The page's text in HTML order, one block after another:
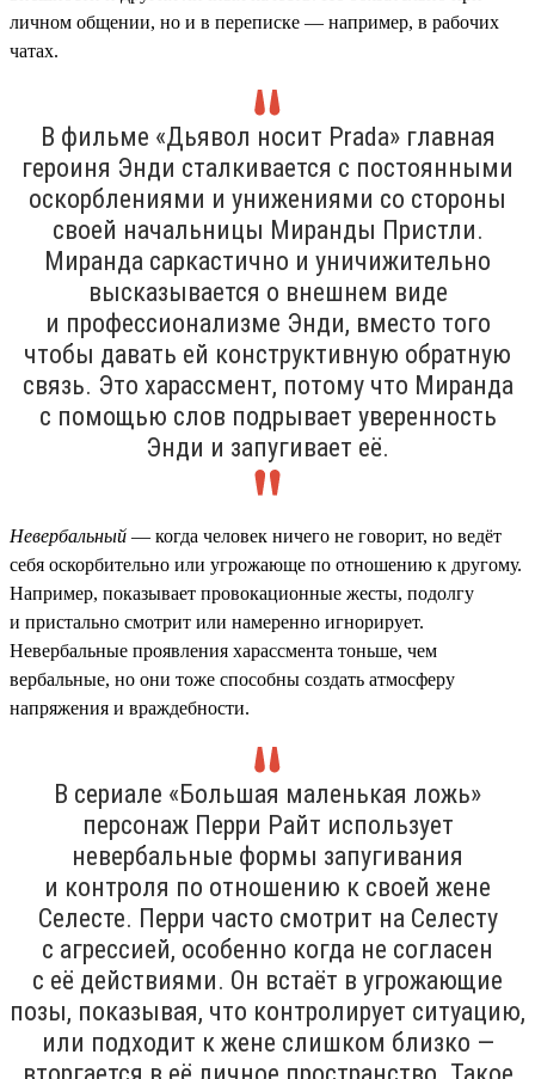
личном общении, но и в переписке — например, в рабочих
чатах.
В фильме «Дьявол носит Prada» главная
героиня Энди сталкивается с постоянными
оскорблениями и унижениями со стороны
своей начальницы Миранды Пристли.
Миранда саркастично и уничижительно
высказывается о внешнем виде
и профессионализме Энди, вместо того
чтобы давать ей конструктивную обратную
связь. Это харассмент, потому что Миранда
с помощью слов подрывает уверенность
Энди и запугивает её.
Невербальный — когда человек ничего не говорит, но ведёт
себя оскорбительно или угрожающе по отношению к другому.
Например, показывает провокационные жесты, подолгу
и пристально смотрит или намеренно игнорирует.
Невербальные проявления харассмента тоньше, чем
вербальные, но они тоже способны создать атмосферу
напряжения и враждебности.
В сериале «Большая маленькая ложь»
персонаж Перри Райт использует
невербальные формы запугивания
и контроля по отношению к своей жене
Селесте. Перри часто смотрит на Селесту
с агрессией, особенно когда не согласен
с её действиями. Он встаёт в угрожающие
позы, показывая, что контролирует ситуацию,
или подходит к жене слишком близко —